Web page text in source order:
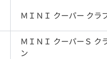
ＭＩＮＩ クーパー クラ
ＭＩＮＩ クーパーＳ ク
ン